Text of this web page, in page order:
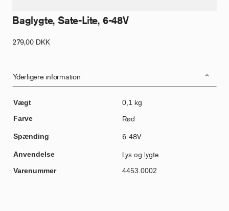
Baglygte, Sate-Lite, 6-48V
279,00 DKK
Yderligere information
Vægt
0,1 kg
Farve
Rød
Spænding 6-48V
Anvendelse Lys og lygte
Varenummer 4453.0002